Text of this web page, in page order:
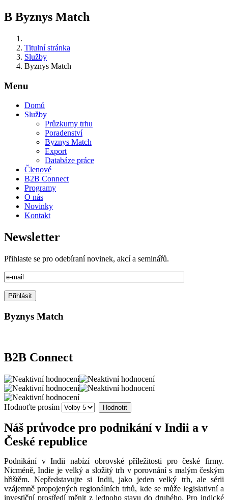
B Byznys Match
Titulní stránka
Služby
Byznys Match
Menu
Domů
Služby
Průzkumy trhu
Poradenství
Byznys Match
Export
Databáze práce
Členové
B2B Connect
Programy
O nás
Novinky
Kontakt
Newsletter
Přihlaste se pro odebíraní novinek, akcí a seminářů.
Byznys Match
B2B Connect
Hodnoťte prosím
Náš průvodce pro podnikání v Indii a v
České republice
Podnikání v Indii nabízí obrovské příležitosti pro české firmy.
Nicméně, Indie je velký a složitý trh v porovnání s malým českým
hřištěm. Nepředstavujte si Indii, jako jeden velký trh, ale sérii
vzájemně propojených regionálních trhů, kde se může legislativní a
investiční prostředí měnit z jednoho stavu do druhého. Pro indické